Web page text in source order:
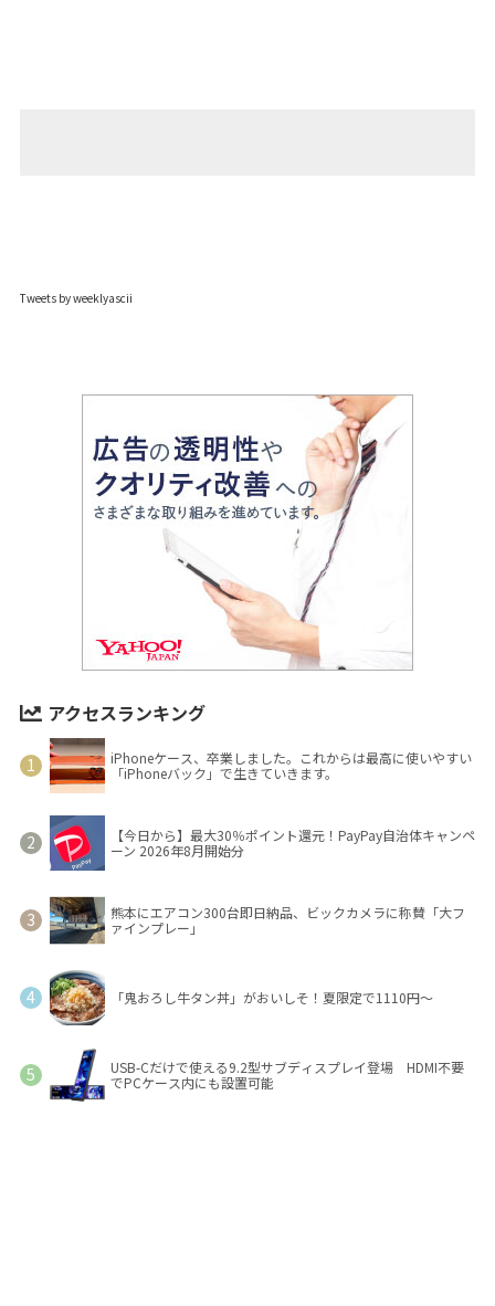
Tweets by weeklyascii
アクセスランキング
iPhoneケース、卒業しました。これからは最高に使いやすい
「iPhoneバック」で生きていきます。
【今日から】最大30％ポイント還元！PayPay自治体キャンペ
ーン 2026年8月開始分
熊本にエアコン300台即日納品、ビックカメラに称賛「大フ
ァインプレー」
「鬼おろし牛タン丼」がおいしそ！夏限定で1110円～
USB-Cだけで使える9.2型サブディスプレイ登場 HDMI不要
でPCケース内にも設置可能